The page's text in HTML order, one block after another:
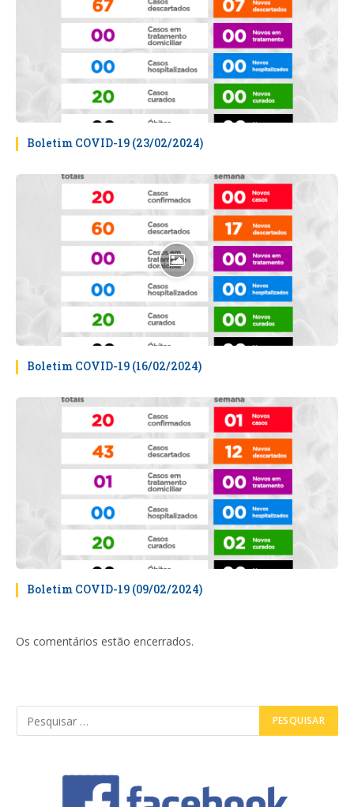
Boletim COVID-19 (23/02/2024)
Boletim COVID-19 (16/02/2024)
Boletim COVID-19 (09/02/2024)
Os comentários estão encerrados.